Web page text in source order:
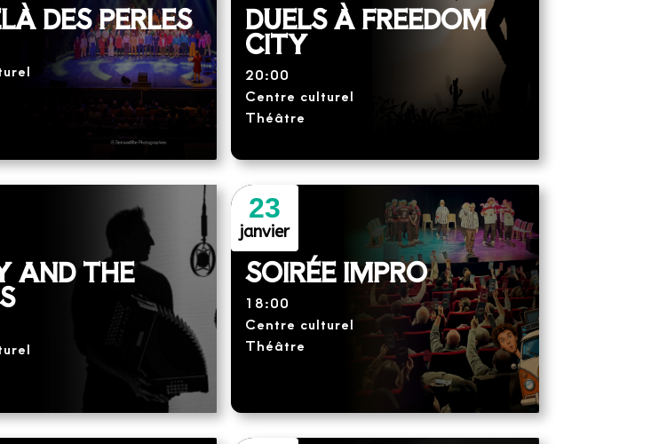
DES PERLES DUELS À FREEDOM
CITY
20:00
Centre culturel
Théâtre
AND THE
23
janvier
SOIRÉE IMPRO
18:00
Centre culturel
Théâtre